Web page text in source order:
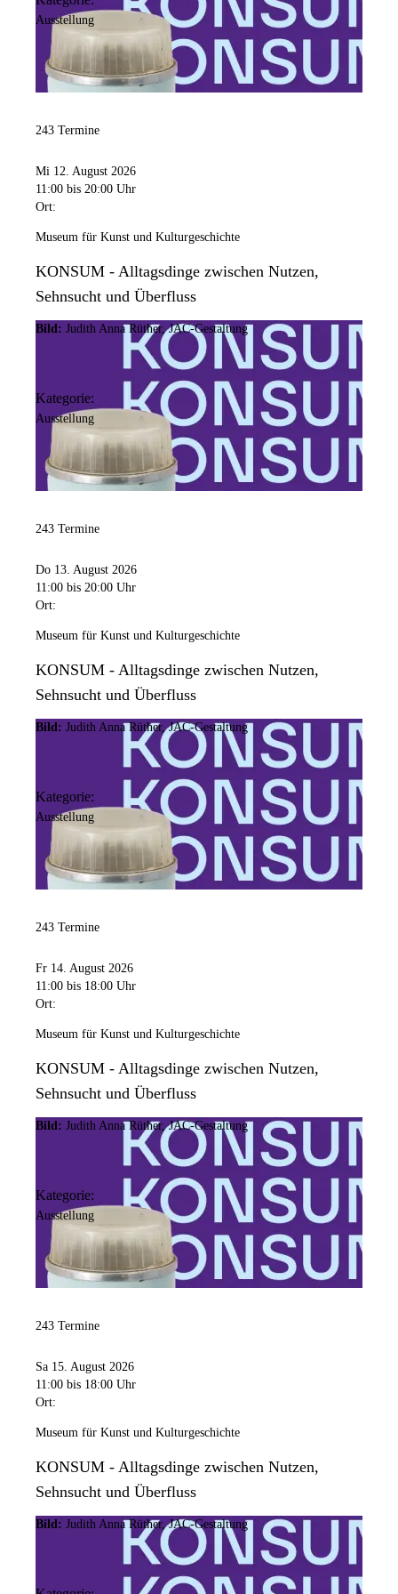
Ausstellung
243 Termine
Mi 12. August 2026
11:00 bis 20:00 Uhr
Ort:
Museum für Kunst und Kulturgeschichte
KONSUM - Alltagsdinge zwischen Nutzen,
Sehnsucht und Überfluss
Bild: Judith Anna Rüther, JAC-Gestaltung
Kategorie:
Ausstellung
243 Termine
Do 13. August 2026
11:00 bis 20:00 Uhr
Ort:
Museum für Kunst und Kulturgeschichte
KONSUM - Alltagsdinge zwischen Nutzen,
Sehnsucht und Überfluss
Bild: Judith Anna Rüther, JAC-Gestaltung
Kategorie:
Ausstellung
243 Termine
Fr 14. August 2026
11:00 bis 18:00 Uhr
Ort:
Museum für Kunst und Kulturgeschichte
KONSUM - Alltagsdinge zwischen Nutzen,
Sehnsucht und Überfluss
Bild: Judith Anna Rüther, JAC-Gestaltung
Kategorie:
Ausstellung
243 Termine
Sa 15. August 2026
11:00 bis 18:00 Uhr
Ort:
Museum für Kunst und Kulturgeschichte
KONSUM - Alltagsdinge zwischen Nutzen,
Sehnsucht und Überfluss
Bild: Judith Anna Rüther, JAC-Gestaltung